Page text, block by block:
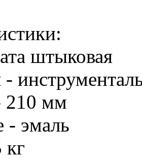
штыковая
мм
- эмаль
кг